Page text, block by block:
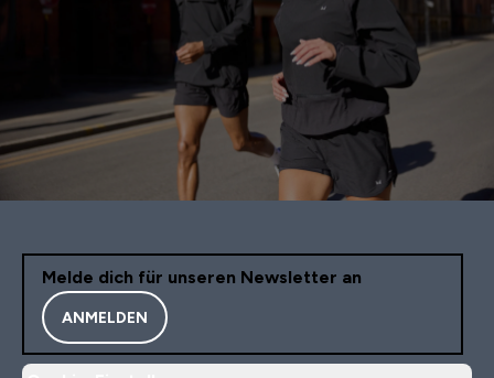
Melde dich für unseren Newsletter an
ANMELDEN